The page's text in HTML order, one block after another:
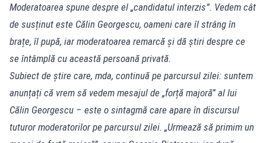
Moderatoarea spune despre el „candidatul interzis”. Vedem cât
de susținut este Călin Georgescu, oameni care îl strâng în
brațe, îl pupă, iar moderatoarea remarcă și dă știri despre ce
se întâmplă cu această persoană privată.
Subiect de știre care, mda, continuă pe parcursul zilei: suntem
anunțați că vrem să vedem mesajul de „forță majoră” al lui
Călin Georgescu – este o sintagmă care apare în discursul
tuturor moderatorilor pe parcursul zilei. „Urmează să primim un